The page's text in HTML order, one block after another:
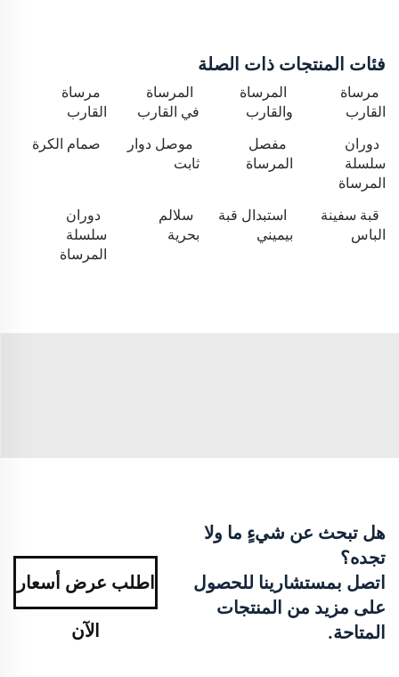
فئات المنتجات ذات الصلة
مرساة
القارب
المرساة
والقارب
المرساة
في القارب
مرساة
القارب
دوران
سلسلة
المرساة
مفصل
المرساة
موصل دوار
ثابت
صمام الكرة
قبة سفينة
الباس
استبدال قبة
بيميني
سلالم
بحرية
دوران
سلسلة
المرساة
هل تبحث عن شيءٍ ما ولا
تجده؟
اتصل بمستشارينا للحصول
على مزيد من المنتجات
المتاحة.
اطلب عرض أسعار
الآن